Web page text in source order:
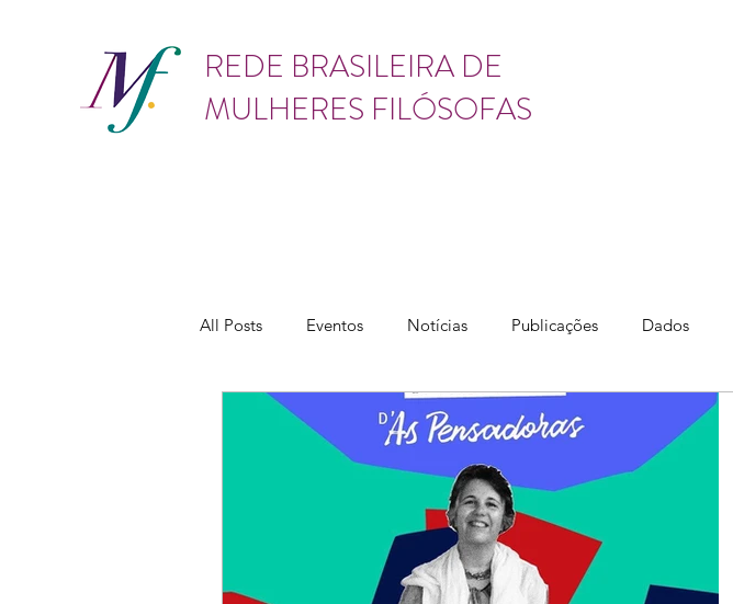
REDE BRASILEIRA DE
MULHERES FILÓSOFAS
All Posts Eventos Notícias Publicações Dados
Vídeos Cursos